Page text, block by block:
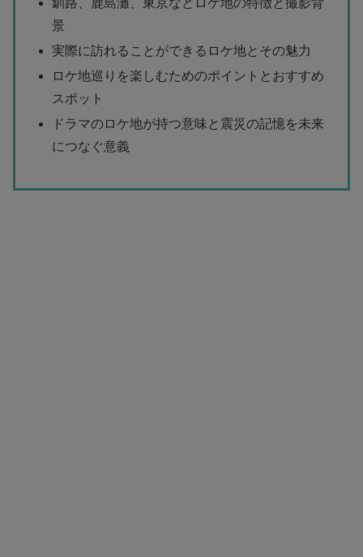
釧路、鹿島灘、東京などロケ地の特徴と撮影背
景
実際に訪れることができるロケ地とその魅力
ロケ地巡りを楽しむためのポイントとおすすめ
スポット
ドラマのロケ地が持つ意味と震災の記憶を未来
につなぐ意義